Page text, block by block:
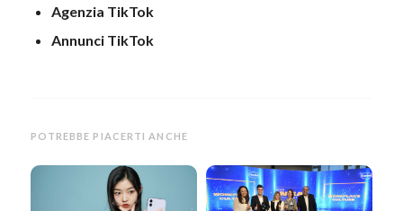
Agenzia TikTok
Annunci TikTok
POTREBBE PIACERTI ANCHE